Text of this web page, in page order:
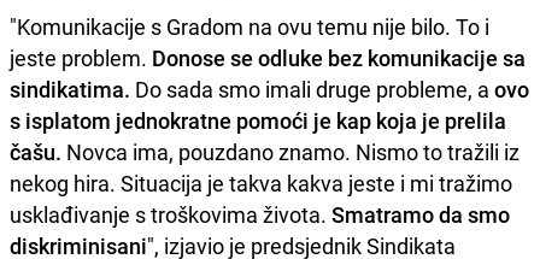
"Komunikacije s Gradom na ovu temu nije bilo. To i
jeste problem. Donose se odluke bez komunikacije sa
sindikatima. Do sada smo imali druge probleme, a ovo
s isplatom jednokratne pomoći je kap koja je prelila
čašu. Novca ima, pouzdano znamo. Nismo to tražili iz
nekog hira. Situacija je takva kakva jeste i mi tražimo
usklađivanje s troškovima života. Smatramo da smo
diskriminisani", izjavio je predsjednik Sindikata